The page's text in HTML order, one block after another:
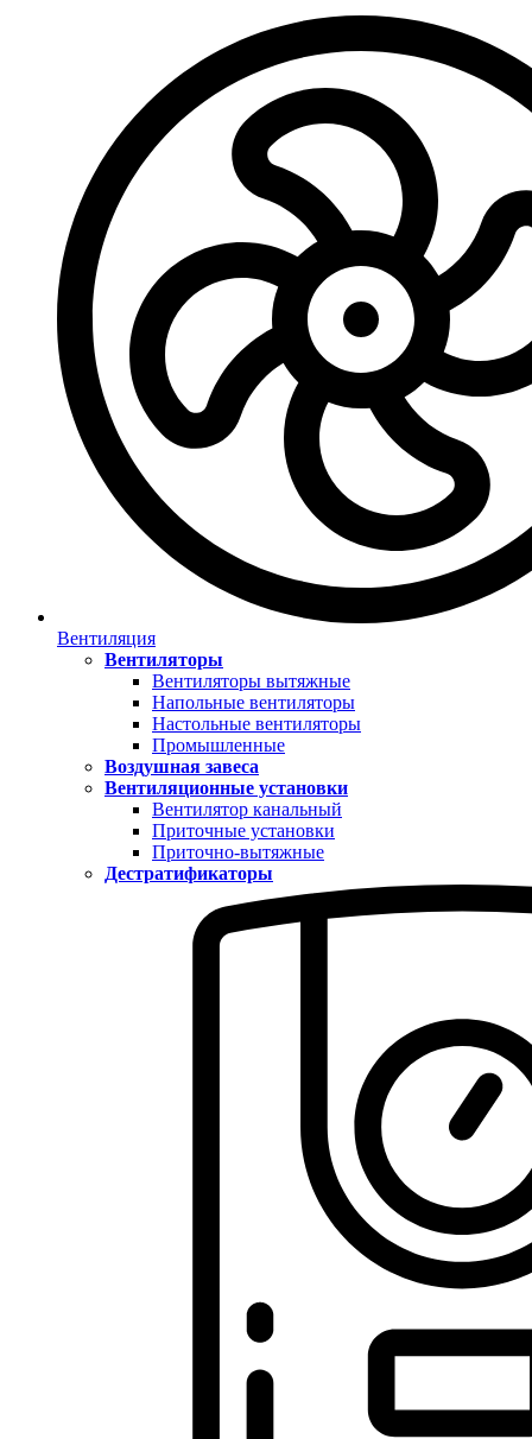
Вентиляция
Вентиляторы
Вентиляторы вытяжные
Напольные вентиляторы
Настольные вентиляторы
Промышленные
Воздушная завеса
Вентиляционные установки
Вентилятор канальный
Приточные установки
Приточно-вытяжные
Дестратификаторы